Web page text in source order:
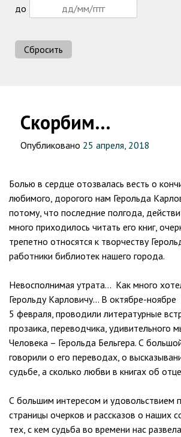
Скорбим…
Опубликовано 25 апреля, 2018
Болью в сердце отозвалась весть о
любимого, дорогого нам Герольда
потому, что последние полгода,
много приходилось читать его книг,
трепетно относятся к творчеству
работники библиотек нашего города.
Невосполнимая утрата… Как много
Герольду Карловичу… В октябре-
5 февраля, проводили литературные
прозаика, переводчика, удивительного
Человека – Герольда Бельгера. С
говорили о его переводах, о
судьбе, а сколько любви в книгах об
С большим интересом и удовольствием
страницы очерков и рассказов о наших
тех, с кем судьба во времени нас
до
Сбросить